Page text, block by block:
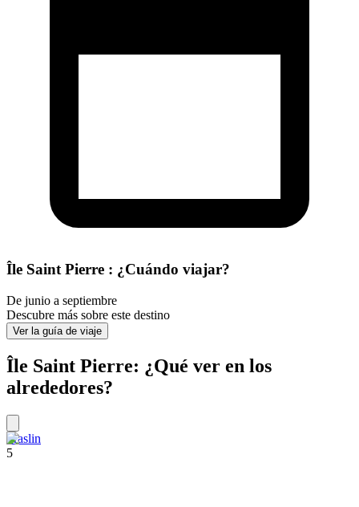
Île Saint Pierre : ¿Cuándo viajar?
De junio a septiembre
Descubre más sobre este destino
Ver la guía de viaje
Île Saint Pierre: ¿Qué ver en los
alrededores?
Praslin
5